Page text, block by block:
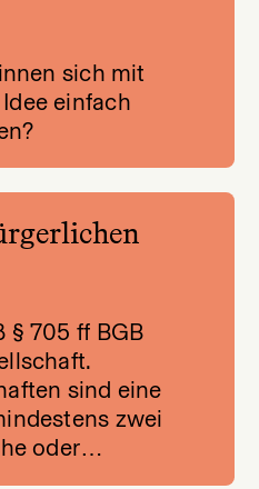
sich mit
einfach
§ 705 ff BGB
sind eine
zwei
oder…